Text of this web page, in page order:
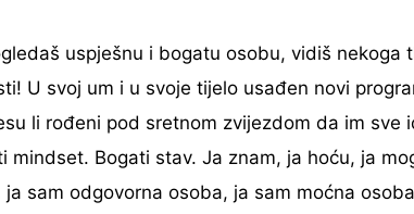
uspješnu i bogatu osobu, vidiš nekoga
U svoj um i u svoje tijelo usađen novi
li rođeni pod sretnom zvijezdom da im sve
Bogati stav. Ja znam, ja hoću, ja
sam odgovorna osoba, ja sam moćna